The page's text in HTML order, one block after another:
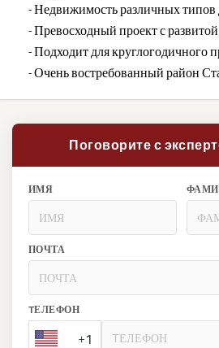
- Недвижимость различных типов
- Превосходный проект с
- Подходит для круглогодичного
- Очень востребованный район
Поговорите с
ИМЯ
ПОЧТА
TЕЛЕФОН
+1